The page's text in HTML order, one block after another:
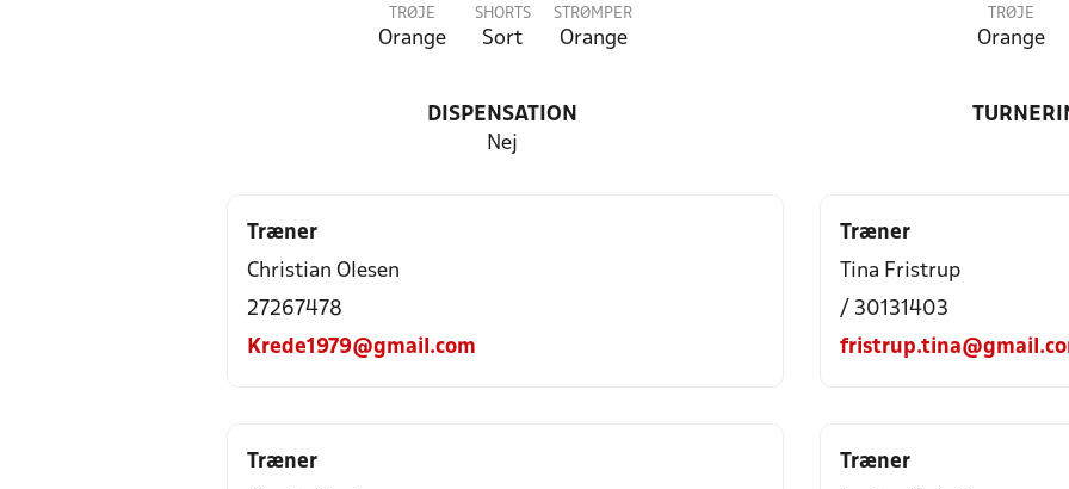
TRØJE
Orange
SHORTS
Sort
STRØMPER
Orange
TRØJE
Orange
DISPENSATION
Nej
Træner
Christian Olesen
27267478
Krede1979@gmail.com
Træner
Tina Fristrup
/ 30131403
Træner
Træner